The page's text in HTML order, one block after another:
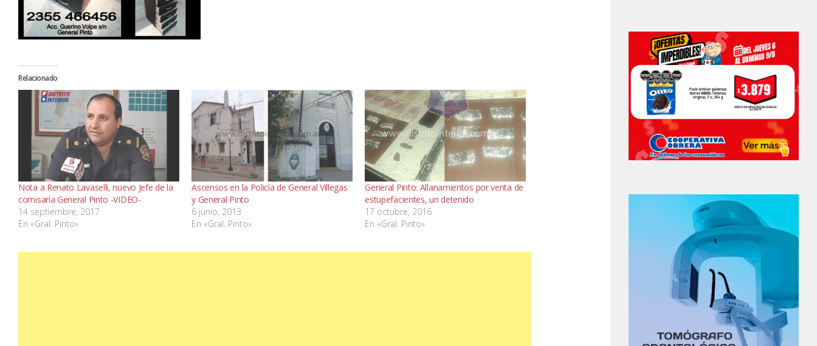
Relacionado
Nota a Renato Lavaselli, nuevo Jefe de la
comisaría General Pinto -VIDEO-
14 septiembre, 2017
En «Gral. Pinto»
Ascensos en la Policía de General Villegas
y General Pinto
6 junio, 2013
En «Gral. Pinto»
General Pinto: Allanamientos por venta de
estupefacientes, un detenido
17 octubre, 2016
En «Gral. Pinto»